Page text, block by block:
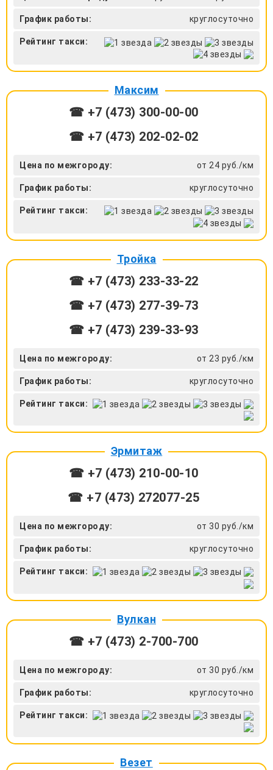
График работы: круглосуточно
Рейтинг такси:
Максим
☎ +7 (473) 300-00-00
☎ +7 (473) 202-02-02
Цена по межгороду: от 24 руб./км
График работы: круглосуточно
Рейтинг такси:
Тройка
☎ +7 (473) 233-33-22
☎ +7 (473) 277-39-73
☎ +7 (473) 239-33-93
Цена по межгороду: от 23 руб./км
График работы: круглосуточно
Рейтинг такси:
Эрмитаж
☎ +7 (473) 210-00-10
☎ +7 (473) 272077-25
Цена по межгороду: от 30 руб./км
График работы: круглосуточно
Рейтинг такси:
Вулкан
☎ +7 (473) 2-700-700
Цена по межгороду: от 30 руб./км
График работы: круглосуточно
Рейтинг такси:
Везет